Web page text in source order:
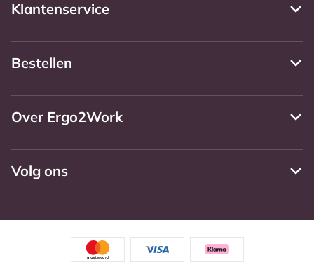
Klantenservice
Bestellen
Over Ergo2Work
Volg ons